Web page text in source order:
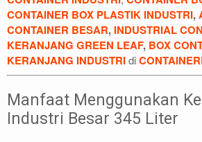
CONTAINER BOX PLASTIK INDUSTRI,
CONTAINER BESAR, INDUSTRIAL
KERANJANG GREEN LEAF, BOX
KERANJANG INDUSTRIdi
Manfaat Menggunakan
Industri Besar 345 Liter